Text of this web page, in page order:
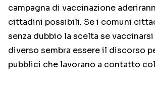
campagna di vaccinazione
cittadini possibili. Se i comuni
senza dubbio la scelta se
diverso sembra essere il discorso
pubblici che lavorano a contatto